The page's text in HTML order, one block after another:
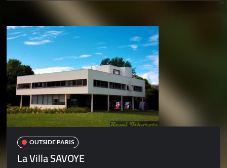
OUTSIDE PARIS
La Villa SAVOYE